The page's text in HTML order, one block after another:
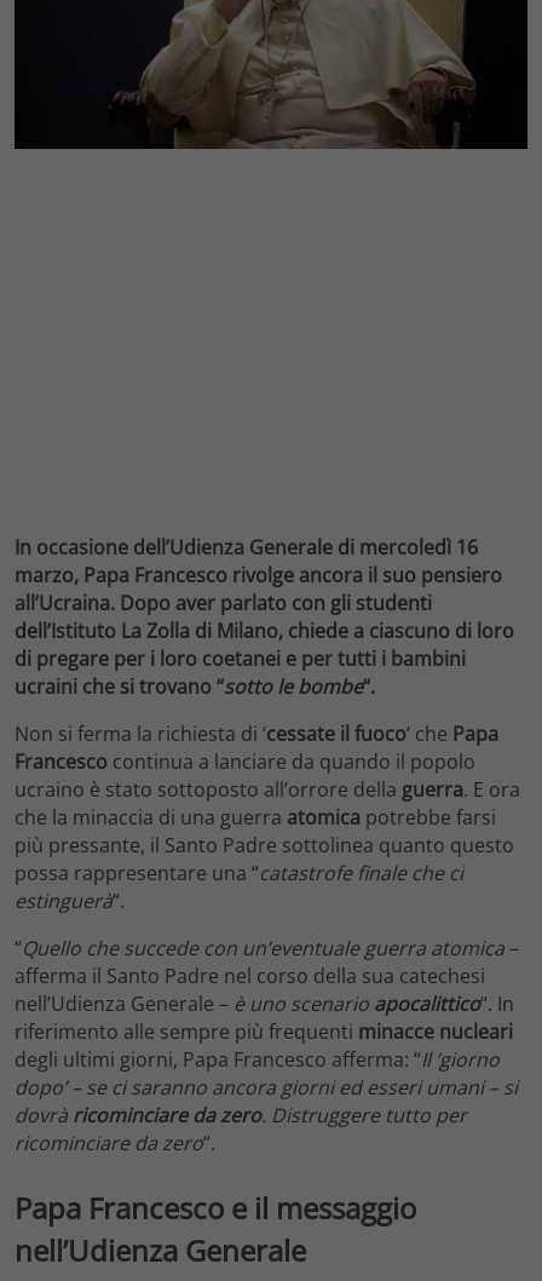
In occasione dell’Udienza Generale di mercoledì 16
marzo, Papa Francesco rivolge ancora il suo pensiero
all’Ucraina. Dopo aver parlato con gli studenti
dell’Istituto La Zolla di Milano, chiede a ciascuno di loro
di pregare per i loro coetanei e per tutti i bambini
ucraini che si trovano “sotto le bombe“.
Non si ferma la richiesta di ‘cessate il fuoco‘ che Papa
Francesco continua a lanciare da quando il popolo
ucraino è stato sottoposto all’orrore della guerra. E ora
che la minaccia di una guerra atomica potrebbe farsi
più pressante, il Santo Padre sottolinea quanto questo
possa rappresentare una “catastrofe finale che ci
estinguerà“.
“Quello che succede con un’eventuale guerra atomica–
afferma il Santo Padre nel corso della sua catechesi
nell’Udienza Generale – è uno scenario apocalittico“. In
riferimento alle sempre più frequenti minacce nucleari
degli ultimi giorni, Papa Francesco afferma: “Il ‘giorno
dopo’ – se ci saranno ancora giorni ed esseri umani – si
dovrà ricominciare da zero. Distruggere tutto per
ricominciare da zero“.
Papa Francesco e il messaggio
nell’Udienza Generale